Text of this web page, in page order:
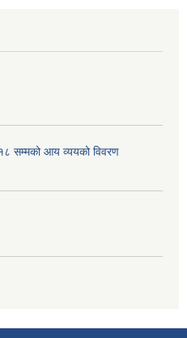
सम्मको आय व्ययको विवरण